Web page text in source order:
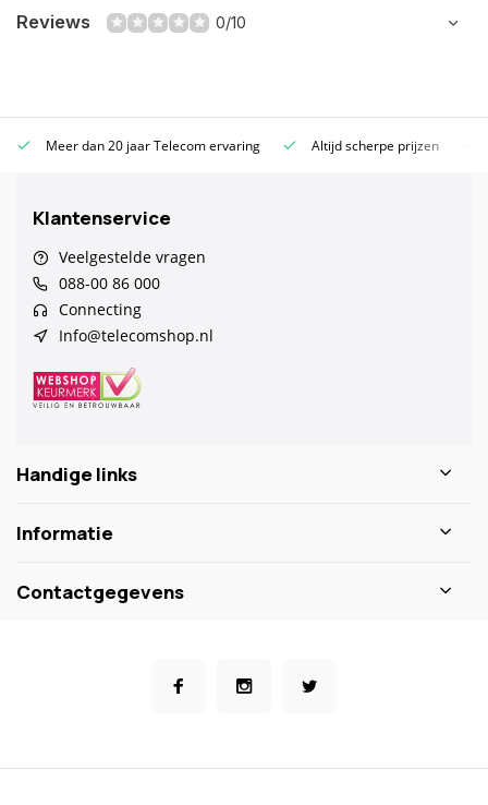
Reviews 0/10
Meer dan 20 jaar Telecom ervaring Altijd scherpe prijzen
Klantenservice
Veelgestelde vragen
088-00 86 000
Connecting
Info@telecomshop.nl
Handige links
Informatie
Contactgegevens